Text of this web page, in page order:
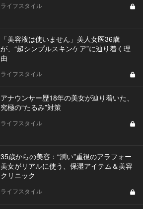
ライフスタイル
「美容液は使いません」美人女医36歳
が、“超シンプルスキンケア”に辿り着く理
由
ライフスタイル
アナウンサー歴18年の美女が辿り着いた、
究極の“たるみ”対策
ライフスタイル
35歳からの美容：“潤い”重視のアラフォー
美女がリアルに使う、保湿アイテム＆美容
クリニック
ライフスタイル